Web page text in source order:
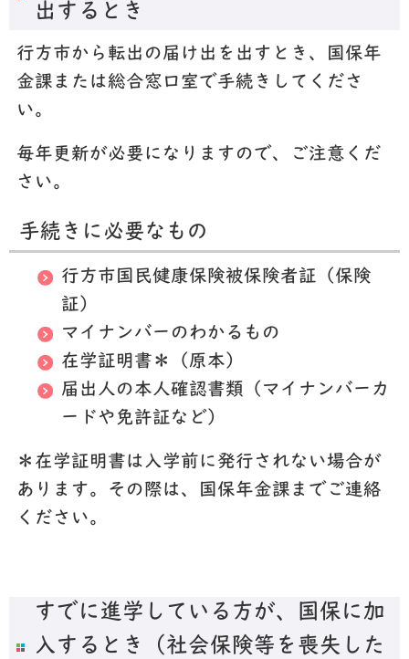
出するとき
行方市から転出の届け出を出すとき、国保年
金課または総合窓口室で手続きしてくださ
い。
毎年更新が必要になりますので、ご注意くだ
さい。
手続きに必要なもの
行方市国民健康保険被保険者証（保険
証）
マイナンバーのわかるもの
在学証明書＊（原本）
届出人の本人確認書類（マイナンバーカ
ードや免許証など）
＊在学証明書は入学前に発行されない場合が
あります。その際は、国保年金課までご連絡
ください。
すでに進学している方が、国保に加
入するとき（社会保険等を喪失した